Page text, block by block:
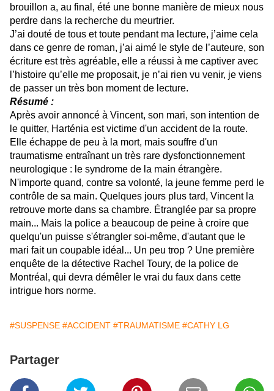
brouillon a, au final, été une bonne manière de mieux nous
perdre dans la recherche du meurtrier.
J’ai douté de tous et toute pendant ma lecture, j’aime cela
dans ce genre de roman, j’ai aimé le style de l’auteure, son
écriture est très agréable, elle a réussi à me captiver avec
l’histoire qu’elle me proposait, je n’ai rien vu venir, je viens
de passer un très bon moment de lecture.
Résumé :
Après avoir annoncé à Vincent, son mari, son intention de
le quitter, Harténia est victime d'un accident de la route.
Elle échappe de peu à la mort, mais souffre d'un
traumatisme entraînant un très rare dysfonctionnement
neurologique : le syndrome de la main étrangère.
N'importe quand, contre sa volonté, la jeune femme perd le
contrôle de sa main. Quelques jours plus tard, Vincent la
retrouve morte dans sa chambre. Étranglée par sa propre
main... Mais la police a beaucoup de peine à croire que
quelqu'un puisse s'étrangler soi-même, d'autant que le
mari fait un coupable idéal... Un peu trop ? Une première
enquête de la détective Rachel Toury, de la police de
Montréal, qui devra démêler le vrai du faux dans cette
intrigue hors norme.
#SUSPENSE #ACCIDENT #TRAUMATISME #CATHY LG
Partager